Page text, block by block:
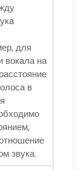
для
вокала на
в
звука.